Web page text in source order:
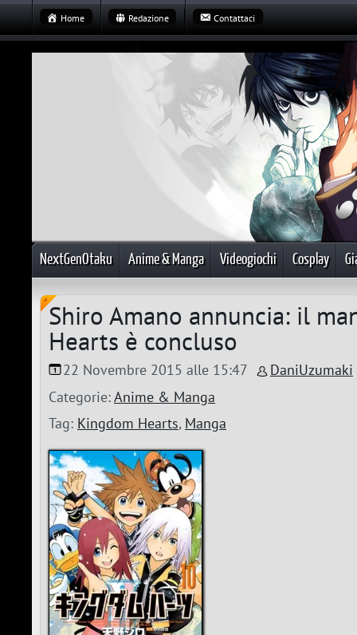
Home Redazione Contattaci
NextGenOtaku Anime & Manga Videogiochi Cosplay
Shiro Amano annuncia: il
Hearts è concluso
22 Novembre 2015 alle 15:47
DaniUzumaki
Categorie:Anime & Manga
Tag: Kingdom Hearts, Manga